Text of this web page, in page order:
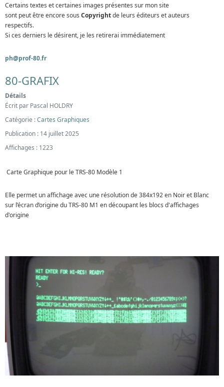
Certains textes et certaines images présentes sur mon site
sont peut être encore sous Copyrightde leurs éditeurs et auteurs
respectifs.
Si ces derniers le désirent, je les retirerai immédiatement
ph@prof-80.fr
80-GRAFIX
Détails
Écrit par Pascal HOLDRY
Catégorie :Cartes Graphiques
Publication : 14 juillet 2025
Affichages : 1223
Carte Graphique pour le TRS-80 Modèle 1
Elle permet un affichage avec une résolution de 384x192 en Noir et Blanc
sur l’écran d’origine du TRS-80 M1 en découpant les blocs d'affichages
d'origine